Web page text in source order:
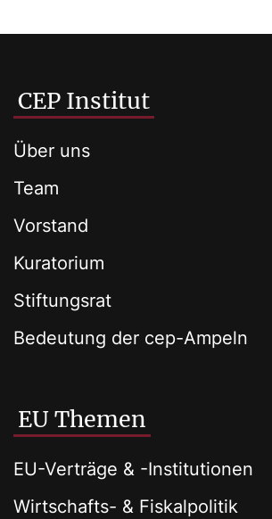
CEP Institut
Über uns
Team
Vorstand
Kuratorium
Stiftungsrat
Bedeutung der cep-Ampeln
EU Themen
EU-Verträge & -Institutionen
Wirtschafts- & Fiskalpolitik